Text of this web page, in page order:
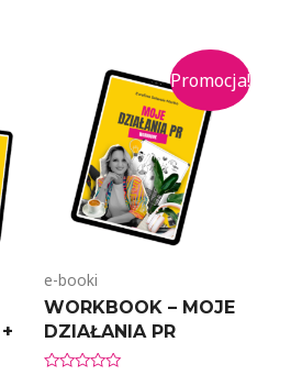
Promocja!
e-booki
WORKBOOK – MOJE
DZIAŁANIA PR